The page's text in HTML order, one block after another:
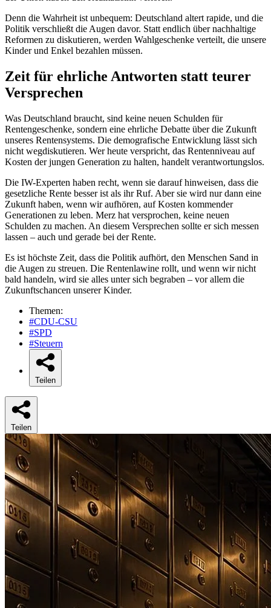
Denn die Wahrheit ist unbequem: Deutschland altert rapide, und die
Politik verschließt die Augen davor. Statt endlich über nachhaltige
Reformen zu diskutieren, werden Wahlgeschenke verteilt, die unsere
Kinder und Enkel bezahlen müssen.
Zeit für ehrliche Antworten statt teurer
Versprechen
Was Deutschland braucht, sind keine neuen Schulden für
Rentengeschenke, sondern eine ehrliche Debatte über die Zukunft
unseres Rentensystems. Die demografische Entwicklung lässt sich
nicht wegdiskutieren. Wer heute verspricht, das Rentenniveau auf
Kosten der jungen Generation zu halten, handelt verantwortungslos.
Die IW-Experten haben recht, wenn sie darauf hinweisen, dass die
gesetzliche Rente besser ist als ihr Ruf. Aber sie wird nur dann eine
Zukunft haben, wenn wir aufhören, auf Kosten kommender
Generationen zu leben. Merz hat versprochen, keine neuen
Schulden zu machen. An diesem Versprechen sollte er sich messen
lassen – auch und gerade bei der Rente.
Es ist höchste Zeit, dass die Politik aufhört, den Menschen Sand in
die Augen zu streuen. Die Rentenlawine rollt, und wenn wir nicht
bald handeln, wird sie alles unter sich begraben – vor allem die
Zukunftschancen unserer Kinder.
Themen:
#CDU-CSU
#SPD
#Steuern
Teilen
Teilen